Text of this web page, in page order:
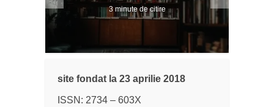
3 minute de citire
site fondat la 23 aprilie 2018
ISSN: 2734 – 603X